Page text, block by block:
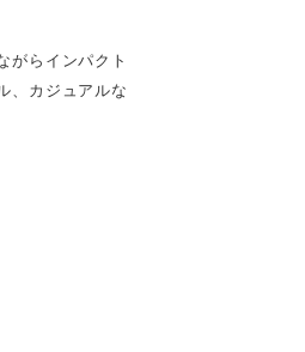
がらインパクト
、カジュアルな